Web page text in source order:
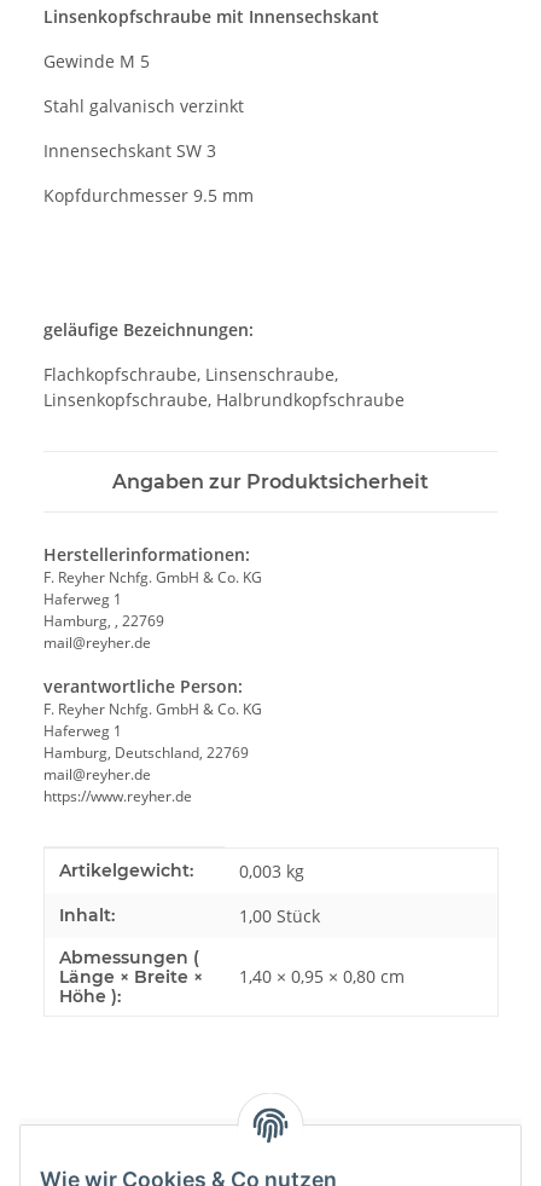
Wie wir Cookies & Co nutzen
Linsenkopfschraube mit Innensechskant
Gewinde M 5
Stahl galvanisch verzinkt
Innensechskant SW 3
Kopfdurchmesser 9.5 mm
geläufige Bezeichnungen:
Flachkopfschraube, Linsenschraube,
Linsenkopfschraube, Halbrundkopfschraube
Angaben zur Produktsicherheit
Herstellerinformationen:
F. Reyher Nchfg. GmbH & Co. KG
Haferweg 1
Hamburg, , 22769
mail@reyher.de
verantwortliche Person:
F. Reyher Nchfg. GmbH & Co. KG
Haferweg 1
Hamburg, Deutschland, 22769
mail@reyher.de
https://www.reyher.de
Produkteigenschaft
Wert
Artikelgewicht: 0,003 kg
Inhalt: 1,00 Stück
Abmessungen (
Länge × Breite ×
Höhe ):
1,40 × 0,95 × 0,80 cm